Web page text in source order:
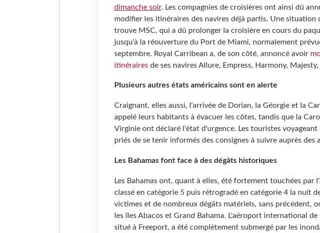
dimanche soir. Les compagnies de croisières ont ainsi dû
modifier les itinéraires des navires déjà partis. Une situation
trouve MSC, qui a dû prolonger la croisière en cours du
jusqu'à la réouverture du Port de Miami, normalement
septembre. Royal Carribean a, de son côté, annoncé avoir
itinérairesde ses navires Allure, Empress, Harmony,
Plusieurs autres états américains sont en alerte
Craignant, elles aussi, l'arrivée de Dorian, la Géorgie et la
appelé leurs habitants à évacuer les côtes, tandis que la
Virginie ont déclaré l'état d'urgence. Les touristes voyageant
priés de se tenir informés des consignes à suivre auprès des
Les Bahamas font face à des dégâts historiques
Les Bahamas ont, quant à elles, été fortement touchées par
classé en catégorie 5 puis rétrogradé en catégorie 4 la nuit
victimes et de nombreux dégâts matériels, sans précédent,
les îles Abacos et Grand Bahama. L'aéroport international de
situé à Freeport, a été complètement submergé par les